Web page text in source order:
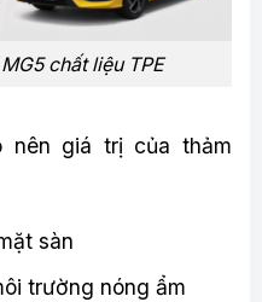
chất liệu TPE
nên giá trị của thảm
sàn
trường nóng ẩm